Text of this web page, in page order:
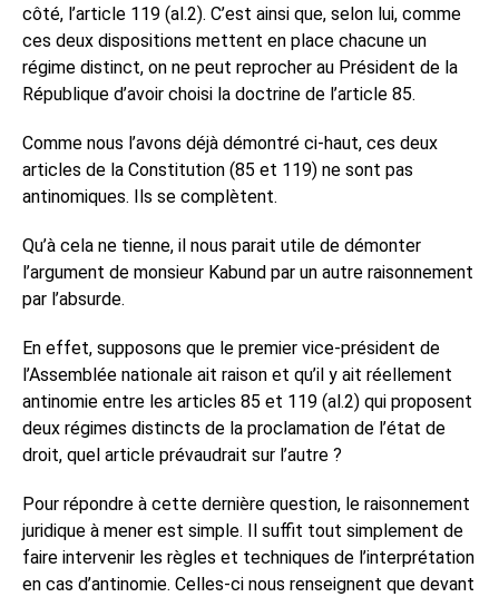
côté, l’article 119 (al.2). C’est ainsi que, selon lui, comme
ces deux dispositions mettent en place chacune un
régime distinct, on ne peut reprocher au Président de la
République d’avoir choisi la doctrine de l’article 85.
Comme nous l’avons déjà démontré ci-haut, ces deux
articles de la Constitution (85 et 119) ne sont pas
antinomiques. Ils se complètent.
Qu’à cela ne tienne, il nous parait utile de démonter
l’argument de monsieur Kabund par un autre raisonnement
par l’absurde.
En effet, supposons que le premier vice-président de
l’Assemblée nationale ait raison et qu’il y ait réellement
antinomie entre les articles 85 et 119 (al.2) qui proposent
deux régimes distincts de la proclamation de l’état de
droit, quel article prévaudrait sur l’autre ?
Pour répondre à cette dernière question, le raisonnement
juridique à mener est simple. Il suffit tout simplement de
faire intervenir les règles et techniques de l’interprétation
en cas d’antinomie. Celles-ci nous renseignent que devant